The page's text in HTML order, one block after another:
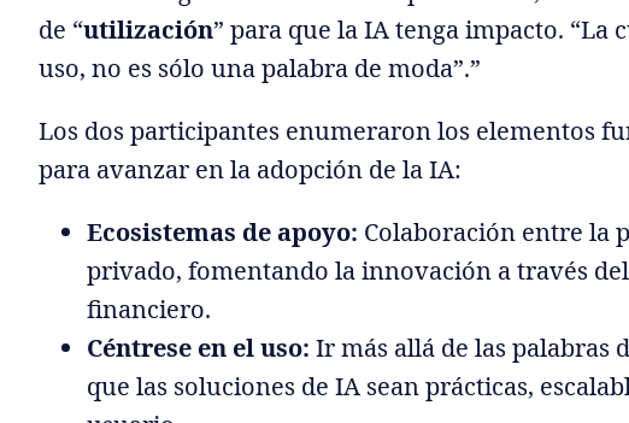
de “utilización” para que la IA tenga impacto. “La
uso, no es sólo una palabra de moda”.”
Los dos participantes enumeraron los elementos
para avanzar en la adopción de la IA:
Ecosistemas de apoyo: Colaboración entre la
privado, fomentando la innovación a través
financiero.
Céntrese en el uso: Ir más allá de las palabras
que las soluciones de IA sean prácticas,